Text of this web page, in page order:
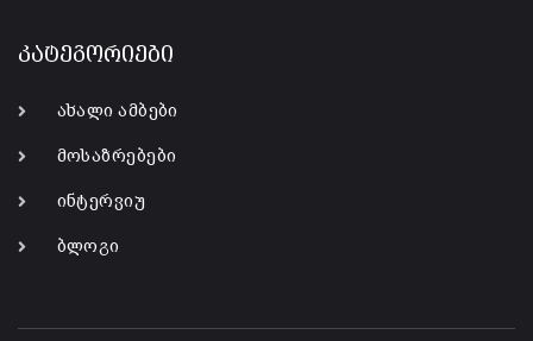
კატეგორიები
ახალი ამბები
მოსაზრებები
ინტერვიუ
ბლოგი